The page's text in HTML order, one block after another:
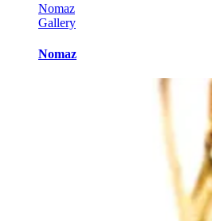
Nomaz
Gallery
Nomaz